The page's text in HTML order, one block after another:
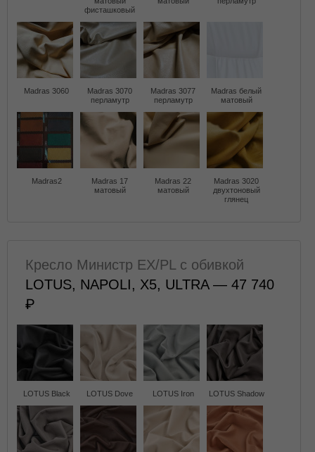
фисташковый
Madras 3060
Madras 3070
перламутр
Madras 3077
перламутр
Madras белый
матовый
Madras2
Madras 17
матовый
Madras 22
матовый
Madras 3020
двухтоновый
глянец
Кресло Министр EX/PL с обивкой
LOTUS, NAPOLI, X5, ULTRA — 47 740
LOTUS Black LOTUS Dove LOTUS Iron LOTUS Shadow